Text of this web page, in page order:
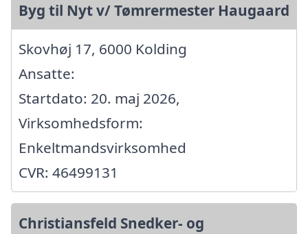
Byg til Nyt v/ Tømrermester Haugaard
Skovhøj 17, 6000 Kolding
Ansatte:
Startdato: 20. maj 2026,
Virksomhedsform:
Enkeltmandsvirksomhed
CVR: 46499131
Christiansfeld Snedker- og